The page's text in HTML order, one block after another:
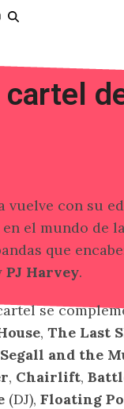
con su
el mundo de
que
PJ Harvey.
se
, The Last
and the
, Chairlift,
(DJ), Floating